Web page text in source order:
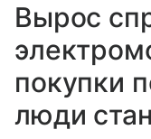
Вырос
покупки
люди